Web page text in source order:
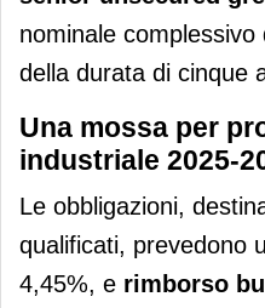
nominale complessivo
della durata di cinque
Una mossa per
industriale 2025-
Le obbligazioni,
qualificati, prevedono
4,45%, e rimborso